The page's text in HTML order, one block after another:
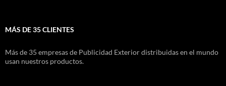
MÁS DE 35 CLIENTES
Más de 35 empresas de Publicidad Exterior distribuidas en el mundo
usan nuestros productos.